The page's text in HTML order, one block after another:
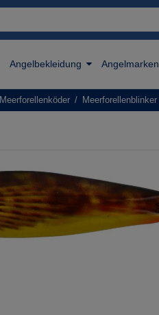
Angelbekleidung Angelmarken
Meerforellenköder Meerforellenblinker